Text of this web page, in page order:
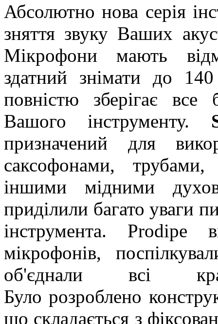
Абсолютно нова серія
зняття звуку Ваших
Мікрофони мають
здатний знімати до
повністю зберігає все
Вашого інструменту.
призначений для
саксофонами,
іншими мідними
приділили багато уваги
інструмента. Prodipe
мікрофонів,
об'єднали всі
Було розроблено
що складається з